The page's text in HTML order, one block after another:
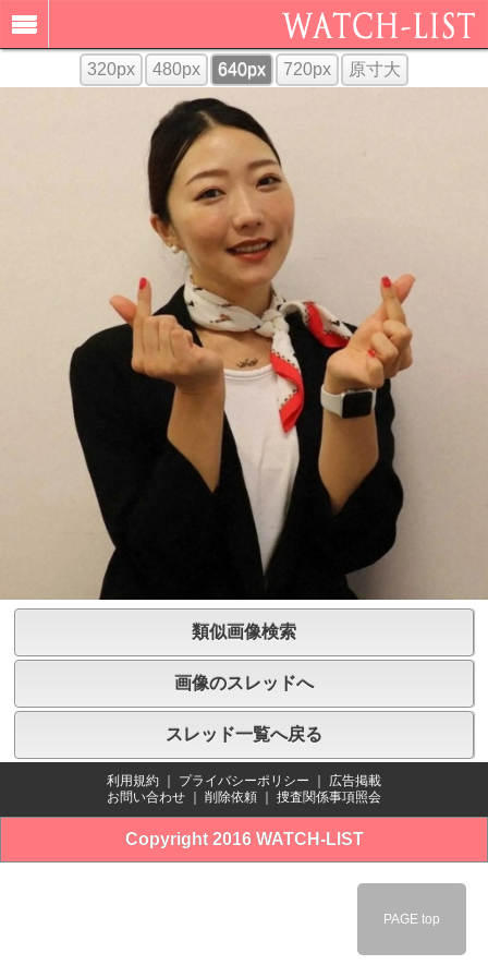
320px 480px 640px 720px 原寸大
類似画像検索
画像のスレッドへ
スレッド一覧へ戻る
利用規約 ｜ プライバシーポリシー ｜ 広告掲載
お問い合わせ ｜ 削除依頼 ｜ 捜査関係事項照会
Copyright 2016 WATCH-LIST
PAGE top